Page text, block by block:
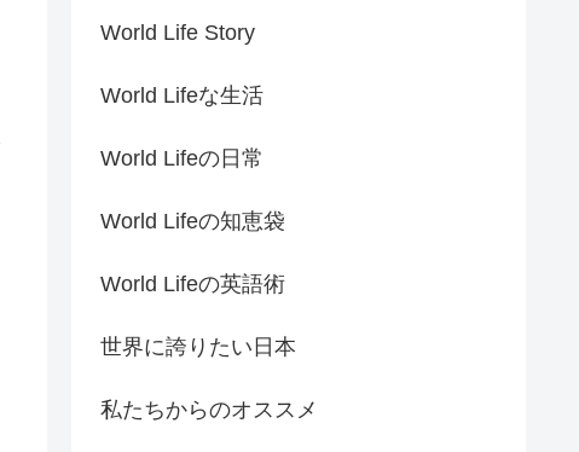
World Life Story
World Lifeな生活
World Lifeの日常
World Lifeの知恵袋
World Lifeの英語術
世界に誇りたい日本
私たちからのオススメ